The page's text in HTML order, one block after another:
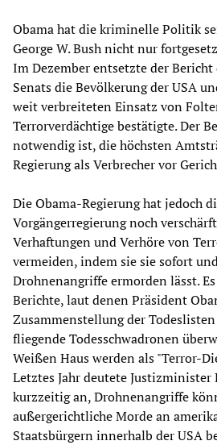
Obama hat die kriminelle Politik
George W. Bush nicht nur
Im Dezember entsetzte der
Senats die Bevölkerung der USA
weit verbreiteten Einsatz von
Terrorverdächtige bestätigte. Der
notwendig ist, die höchsten
Regierung als Verbrecher vor
Die Obama-Regierung hat jedoch
Vorgängerregierung noch
Verhaftungen und Verhöre von
vermeiden, indem sie sie sofort
Drohnenangriffe ermorden lässt.
Berichte, laut denen Präsident
Zusammenstellung der
fliegende Todesschwadronen
Weißen Haus werden als "Terror-
Letztes Jahr deutete Justizminister
kurzzeitig an, Drohnenangriffe
außergerichtliche Morde an
Staatsbürgern innerhalb der USA